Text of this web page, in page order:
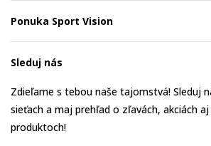
Ponuka Sport Vision
Sleduj nás
Zdieľame s tebou naše tajomstvá! Sleduj
sieťach a maj prehľad o zľavách, akciách
produktoch!